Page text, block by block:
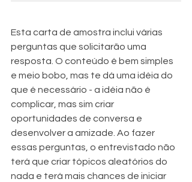
Esta carta de amostra inclui várias
perguntas que solicitarão uma
resposta. O conteúdo é bem simples
e meio bobo, mas te dá uma idéia do
que é necessário - a idéia não é
complicar, mas sim criar
oportunidades de conversa e
desenvolver a amizade. Ao fazer
essas perguntas, o entrevistado não
terá que criar tópicos aleatórios do
nada e terá mais chances de iniciar